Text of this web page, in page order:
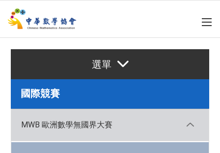
選單
國際競賽
MWB 歐洲數學無國界大賽